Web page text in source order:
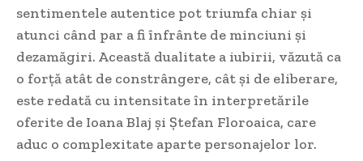
sentimentele autentice pot triumfa chiar și
atunci când par a fi înfrânte de minciuni și
dezamăgiri. Această dualitate a iubirii, văzută ca
o forță atât de constrângere, cât și de eliberare,
este redată cu intensitate în interpretările
oferite de Ioana Blaj și Ștefan Floroaica, care
aduc o complexitate aparte personajelor lor.